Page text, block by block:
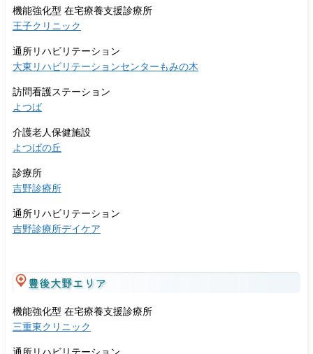
機能強化型 在宅療養支援診療所
王子クリニック
通所リハビリテーション
大東リハビリテーションセンターもみの木
訪問看護ステーション
よつば
介護老人保健施設
よつばの丘
診療所
吉野診療所
通所リハビリテーション
吉野診療所デイケア
豊後大野エリア
機能強化型 在宅療養支援診療所
三重東クリニック